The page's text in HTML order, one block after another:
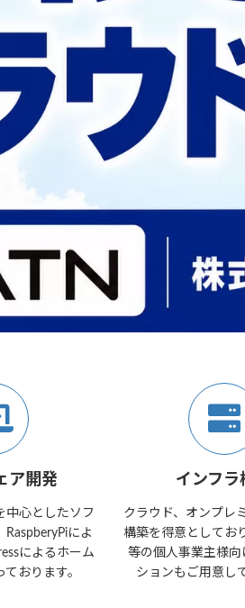
ア開発
中心としたソフ
RaspberyPiによ
によるホーム
おります。
インフラ
クラウド、オンプレ
構築を得意としてお
等の個人事業主様向
ションもご用意し